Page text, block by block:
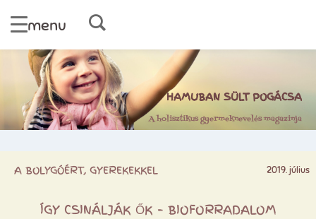
menu
HAMUBAN SÜLT POGÁCSA
A holisztikus gyermeknevelés magazinja
A BOLYGÓÉRT, GYEREKEKKEL 2019. július
ÍGY CSINÁLJÁK ŐK – BIOFORRADALOM